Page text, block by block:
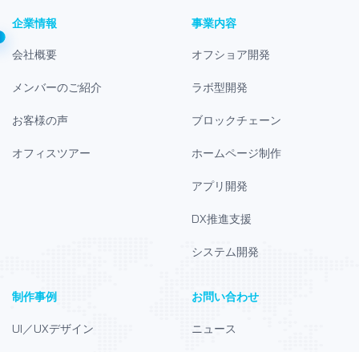
企業情報
会社概要
メンバーのご紹介
お客様の声
オフィスツアー
事業内容
オフショア開発
ラボ型開発
ブロックチェーン
ホームページ制作
アプリ開発
DX推進支援
システム開発
制作事例
UI／UXデザイン
お問い合わせ
ニュース